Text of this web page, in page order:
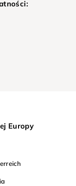
Europy